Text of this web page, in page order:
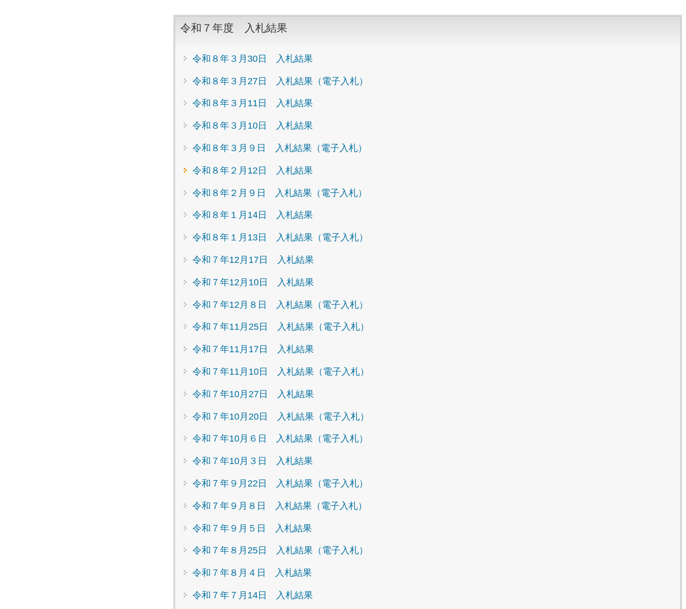
令和７年度 入札結果
令和８年３月30日 入札結果
令和８年３月27日 入札結果（電子入札）
令和８年３月11日 入札結果
令和８年３月10日 入札結果
令和８年３月９日 入札結果（電子入札）
令和８年２月12日 入札結果
令和８年２月９日 入札結果（電子入札）
令和８年１月14日 入札結果
令和８年１月13日 入札結果（電子入札）
令和７年12月17日 入札結果
令和７年12月10日 入札結果
令和７年12月８日 入札結果（電子入札）
令和７年11月25日 入札結果（電子入札）
令和７年11月17日 入札結果
令和７年11月10日 入札結果（電子入札）
令和７年10月27日 入札結果
令和７年10月20日 入札結果（電子入札）
令和７年10月６日 入札結果（電子入札）
令和７年10月３日 入札結果
令和７年９月22日 入札結果（電子入札）
令和７年９月８日 入札結果（電子入札）
令和７年９月５日 入札結果
令和７年８月25日 入札結果（電子入札）
令和７年８月４日 入札結果
令和７年７月14日 入札結果